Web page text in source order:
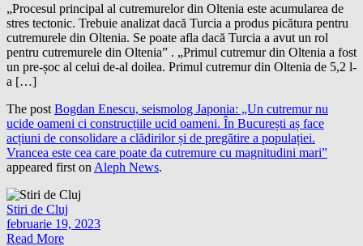
„Procesul principal al cutremurelor din Oltenia este acumularea de
stres tectonic. Trebuie analizat dacă Turcia a produs picătura pentru
cutremurele din Oltenia. Se poate afla dacă Turcia a avut un rol
pentru cutremurele din Oltenia” . „Primul cutremur din Oltenia a fost
un pre-șoc al celui de-al doilea. Primul cutremur din Oltenia de 5,2 l-
a […]
The post Bogdan Enescu, seismolog Japonia: „Un cutremur nu
ucide oameni ci construcțiile ucid oameni. În București aș face
acțiuni de consolidare a clădirilor și de pregătire a populației.
Vrancea este cea care poate da cutremure cu magnitudini mari”
appeared first on Aleph News.
Stiri de Cluj
februarie 19, 2023
Read More